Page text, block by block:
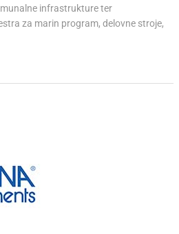
infrastrukture ter
za marin program, delovne stroje,